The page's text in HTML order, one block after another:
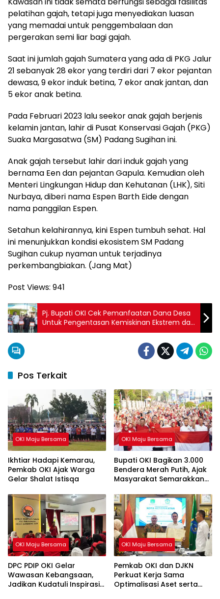
pelatihan gajah, tetapi juga menyediakan luasan
yang memadai untuk penggembalaan dan
pergerakan semi liar bagi gajah.
Saat ini jumlah gajah Sumatera yang ada di PKG Jalur
21 sebanyak 28 ekor yang terdiri dari 7 ekor pejantan
dewasa, 9 ekor induk betina, 7 ekor anak jantan, dan
5 ekor anak betina.
Pada Februari 2023 lalu seekor anak gajah berjenis
kelamin jantan, lahir di Pusat Konservasi Gajah (PKG)
Suaka Margasatwa (SM) Padang Sugihan ini.
Anak gajah tersebut lahir dari induk gajah yang
bernama Een dan pejantan Gapula. Kemudian oleh
Menteri Lingkungan Hidup dan Kehutanan (LHK), Siti
Nurbaya, diberi nama Espen Barth Eide dengan
nama panggilan Espen.
Setahun kelahirannya, kini Espen tumbuh sehat. Hal
ini menunjukkan kondisi ekosistem SM Padang
Sugihan cukup nyaman untuk terjadinya
perkembangbiakan. (Jang Mat)
Post Views: 941
Pj. Bupati OKI Cek Pemanfaatan Dana Desa
Untuk Pengentasan Kemiskinan Ekstrem dan
Ketahanan Pangan
Pos Terkait
OKI Maju Bersama
Ikhtiar Hadapi Kemarau,
Pemkab OKI Ajak Warga
Gelar Shalat Istisqa
OKI Maju Bersama
Bupati OKI Bagikan 3.000
Bendera Merah Putih, Ajak
Masyarakat Semarakkan
OKI Maju Bersama
DPC PDIP OKI Gelar
Wawasan Kebangsaan,
Jadikan Kudatuli Inspirasi
OKI Maju Bersama
Pemkab OKI dan DJKN
Perkuat Kerja Sama
Optimalisasi Aset serta